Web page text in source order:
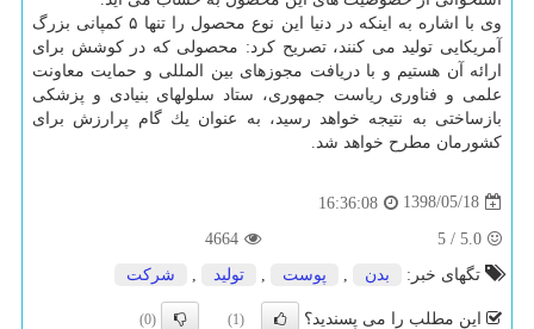
وی با اشاره به اینكه در دنیا این نوع محصول را تنها ۵ كمپانی بزرگ
آمریكایی تولید می كنند، تصریح كرد: محصولی كه در كوشش برای
ارائه آن هستیم و با دریافت مجوزهای بین المللی و حمایت معاونت
علمی و فناوری ریاست جمهوری، ستاد سلولهای بنیادی و پزشكی
بازساختی به نتیجه خواهد رسید، به عنوان یك گام پرارزش برای
كشورمان مطرح خواهد شد.
1398/05/18
16:36:08
5.0
/
5
4664
تگهای خبر:
بدن پوست تولید شركت
این مطلب را می پسندید؟ (1)
(0)